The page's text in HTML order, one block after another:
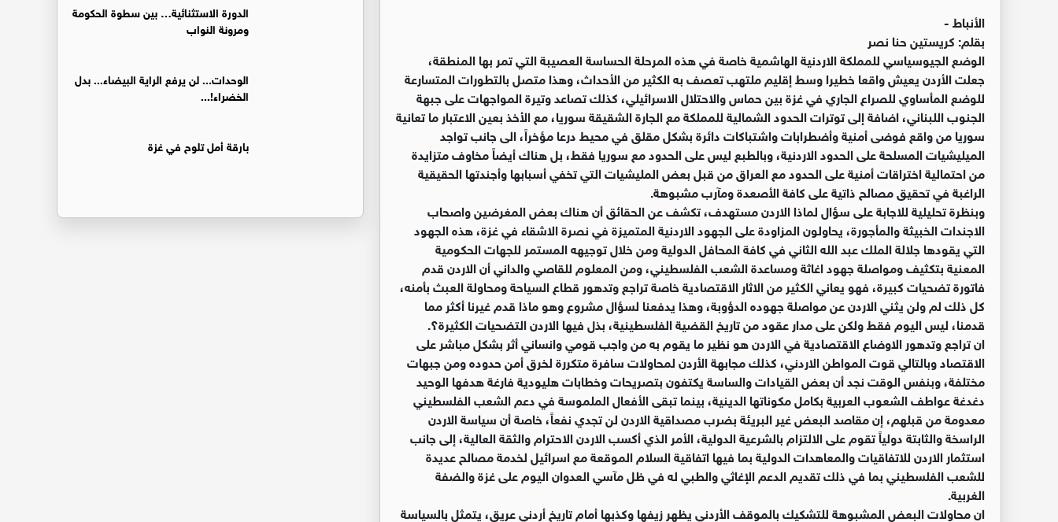
الأنباط -
بقلم: كريستين حنا نصر
الوضع الجيوسياسي للمملكة الاردنية الهاشمية خاصة في هذه المرحلة الحساسة العصيبة التي تمر بها المنطقة،
جعلت الأردن يعيش واقعا خطيرا وسط إقليم ملتهب تعصف به الكثير من الأحداث، وهذا متصل بالتطورات المتسارعة
للوضع المأساوي للصراع الجاري في غزة بين حماس والاحتلال الاسرائيلي، كذلك تصاعد وتيرة المواجهات على جبهة
الجنوب اللبناني، اضافة إلى توترات الحدود الشمالية للمملكة مع الجارة الشقيقة سوريا، مع الأخذ بعين الاعتبار ما تعانية
سوريا من واقع فوضى أمنية وأضطرابات واشتباكات دائرة بشكل مقلق في محيط درعا مؤخراً، الى جانب تواجد
الميليشيات المسلحة على الحدود الاردنية، وبالطبع ليس على الحدود مع سوريا فقط، بل هناك أيضاً مخاوف متزايدة
من احتمالية اختراقات أمنية على الحدود مع العراق من قبل بعض المليشيات التي تخفي أسبابها وأجندتها الحقيقية
الراغبة في تحقيق مصالح ذاتية على كافة الأصعدة ومآرب مشبوهة.
وبنظرة تحليلية للاجابة على سؤال لماذا الاردن مستهدف، تكشف عن الحقائق أن هناك بعض المغرضين واصحاب
الاجندات الخبيثة والمأجورة، يحاولون المزاودة على الجهود الاردنية المتميزة في نصرة الاشقاء في غزة، هذه الجهود
التي يقودها جلالة الملك عبد الله الثاني في كافة المحافل الدولية ومن خلال توجيهه المستمر للجهات الحكومية
المعنية بتكثيف ومواصلة جهود اغاثة ومساعدة الشعب الفلسطيني، ومن المعلوم للقاصي والداني أن الاردن قدم
فاتورة تضحيات كبيرة، فهو يعاني الكثير من الاثار الاقتصادية خاصة تراجع وتدهور قطاع السياحة ومحاولة العبث بأمنه،
كل ذلك لم ولن يثني الاردن عن مواصلة جهوده الدؤوبة، وهذا يدفعنا لسؤال مشروع وهو ماذا قدم غيرنا أكثر مما
قدمنا، ليس اليوم فقط ولكن على مدار عقود من تاريخ القضية الفلسطينية، بذل فيها الاردن التضحيات الكثيرة؟.
ان تراجع وتدهور الاوضاع الاقتصادية في الاردن هو نظير ما يقوم به من واجب قومي وانساني أثر بشكل مباشر على
الاقتصاد وبالتالي قوت المواطن الاردني، كذلك مجابهة الأردن لمحاولات سافرة متكررة لخرق أمن حدوده ومن جبهات
مختلفة، وبنفس الوقت نجد أن بعض القيادات والساسة يكتفون بتصريحات وخطابات هليودية فارغة هدفها الوحيد
دغدغة عواطف الشعوب العربية بكامل مكوناتها الدينية، بينما تبقى الأفعال الملموسة في دعم الشعب الفلسطيني
معدومة من قبلهم، إن مقاصد البعض غير البريئة بضرب مصداقية الاردن لن تجدي نفعاً، خاصة أن سياسة الاردن
الراسخة والثابتة دولياً تقوم على الالتزام بالشرعية الدولية، الأمر الذي أكسب الاردن الاحترام والثقة العالية، إلى جانب
استثمار الاردن للاتفاقيات والمعاهدات الدولية بما فيها اتفاقية السلام الموقعة مع اسرائيل لخدمة مصالح عديدة
للشعب الفلسطيني بما في ذلك تقديم الدعم الإغاثي والطبي له في ظل مآسي العدوان اليوم على غزة والضفة
الغربية.
ان محاولات البعض المشبوهة للتشكيك بالموقف الأردني يظهر زيفها وكذبها أمام تاريخ أردني عريق، يتمثل بالسياسة
الدورة الاستثنائية… بين سطوة الحكومة
ومرونة النواب
الوحدات... لن يرفع الراية البيضاء... بدل
الخضراء!...
بارقة أمل تلوح في غزة